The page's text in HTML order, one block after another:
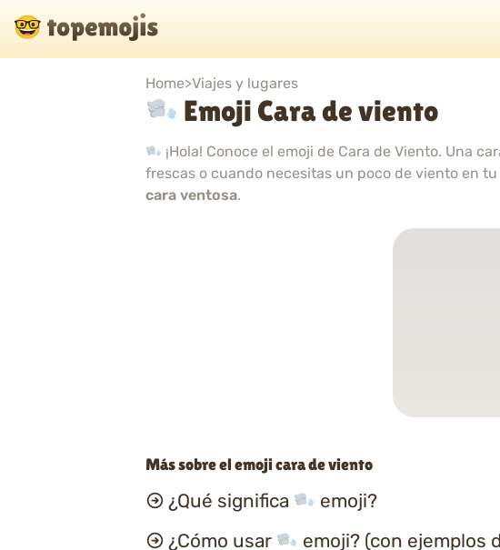
Home>Viajes y lugares
Emoji Cara de viento
¡Hola! Conoce el emoji de Cara de Viento. Una
frescas o cuando necesitas un poco de viento en
cara ventosa.
Más sobre el emoji cara de viento
¿Qué significa
emoji?
¿Cómo usar
emoji? (con ejemplos